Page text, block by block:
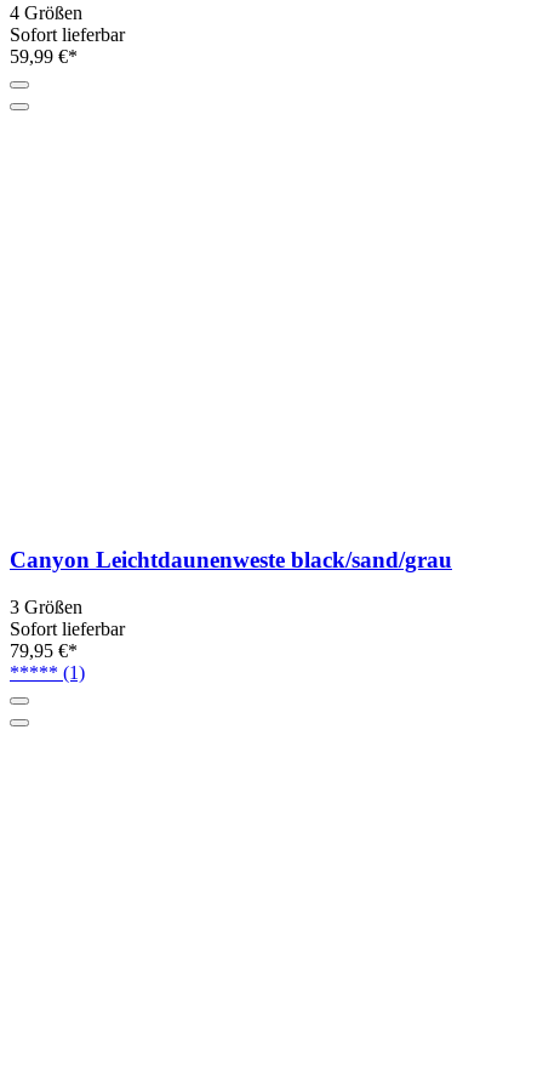
4 Größen
Sofort lieferbar
59,99 €*
Canyon Leichtdaunenweste black/sand/grau
3 Größen
Sofort lieferbar
79,95 €*
***** (1)